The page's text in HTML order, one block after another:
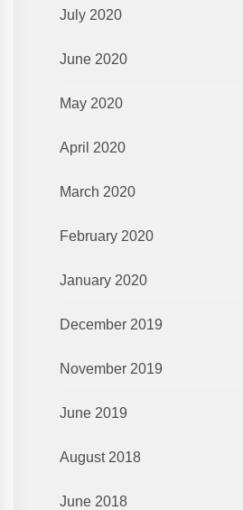
July 2020
June 2020
May 2020
April 2020
March 2020
February 2020
January 2020
December 2019
November 2019
June 2019
August 2018
June 2018